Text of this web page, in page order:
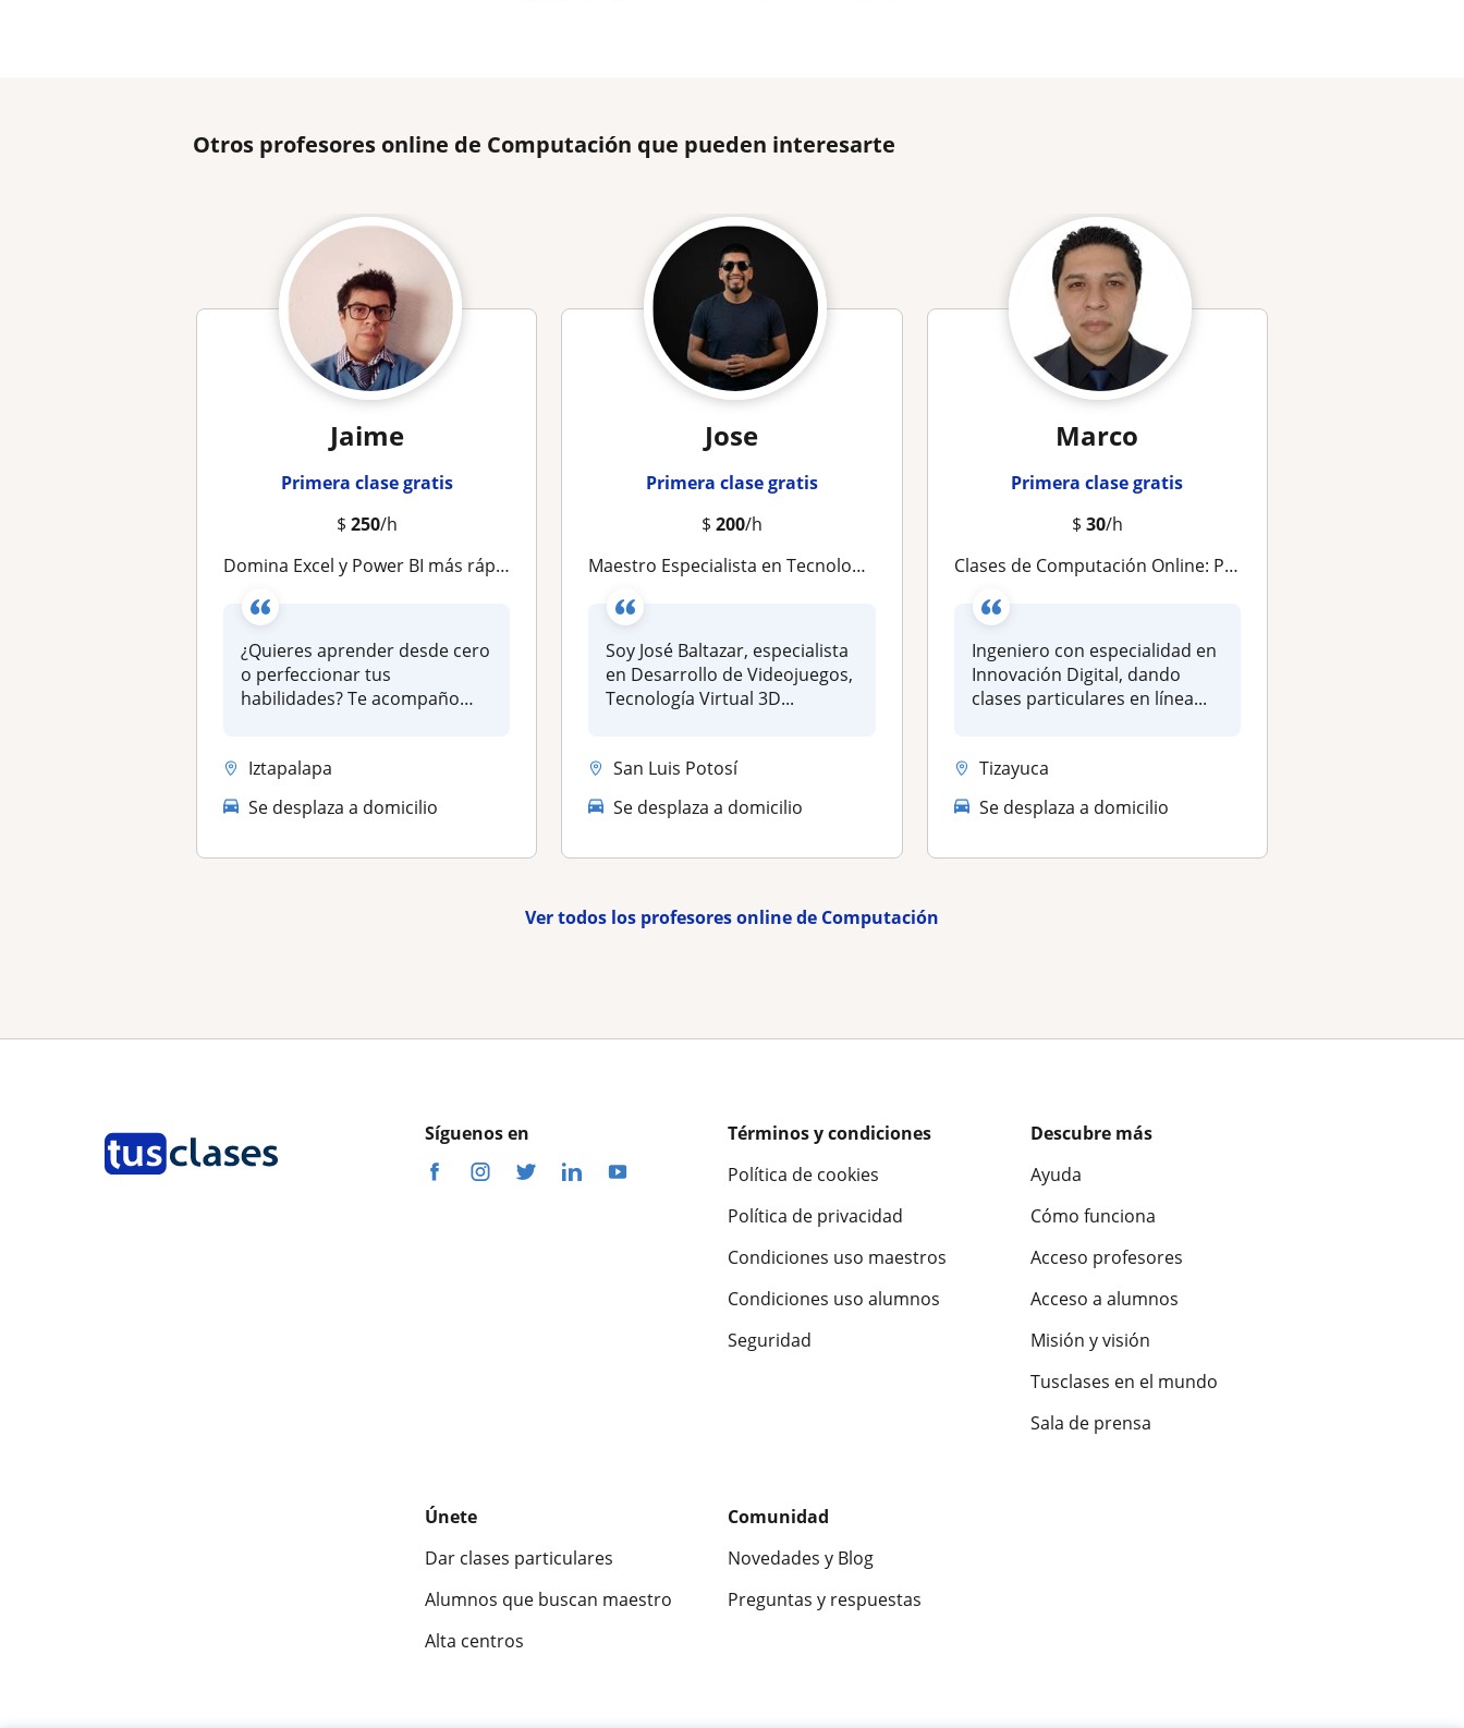
Otros profesores online de Computación que pueden interesarte
Jaime
Primera clase gratis
$ 250/h
Domina Excel y Power BI más rápido de lo que imaginas: automatiza reportes, crea dashboards profesionales y eleva tu productividad desde la primera clase
¿Quieres aprender desde cero
o perfeccionar tus
habilidades? Te acompaño
Iztapalapa
Se desplaza a domicilio
Jose
Primera clase gratis
$ 200/h
Maestro Especialista en Tecnología, Computación e IA
Soy José Baltazar, especialista
en Desarrollo de Videojuegos,
Tecnología Virtual 3D...
San Luis Potosí
Se desplaza a domicilio
Marco
Primera clase gratis
$ 30/h
Clases de Computación Online: Pierde el miedo a la tecnología hoy mismo
Ingeniero con especialidad en
Innovación Digital, dando
clases particulares en línea...
Tizayuca
Se desplaza a domicilio
Ver todos los profesores online de Computación
Síguenos en
Términos y condiciones
Política de cookies
Política de privacidad
Condiciones uso maestros
Condiciones uso alumnos
Seguridad
Descubre más
Ayuda
Cómo funciona
Acceso profesores
Acceso a alumnos
Misión y visión
Tusclases en el mundo
Sala de prensa
Únete
Dar clases particulares
Alumnos que buscan maestro
Alta centros
Comunidad
Novedades y Blog
Preguntas y respuestas